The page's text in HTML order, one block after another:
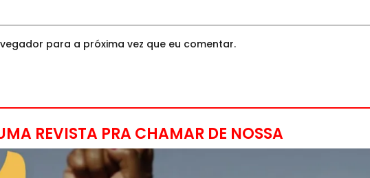
para a próxima vez que eu comentar.
REVISTA PRA CHAMAR DE NOSSA